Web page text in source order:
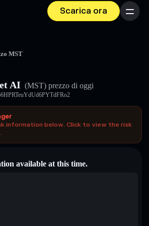
Scarica ora Menu
MST
AI (MST) prezzo di oggi
information below. Click to view the risk
available at this time.